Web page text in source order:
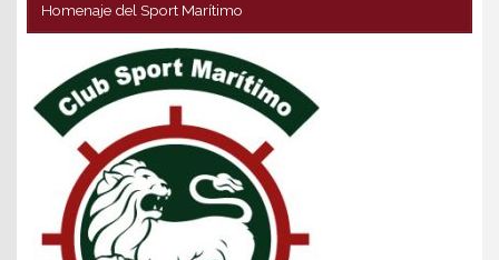
Homenaje del Sport Marítimo